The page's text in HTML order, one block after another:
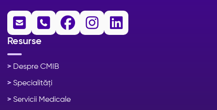
    
Resurse
> Despre CMIB
> Specialități
> Servicii Medicale